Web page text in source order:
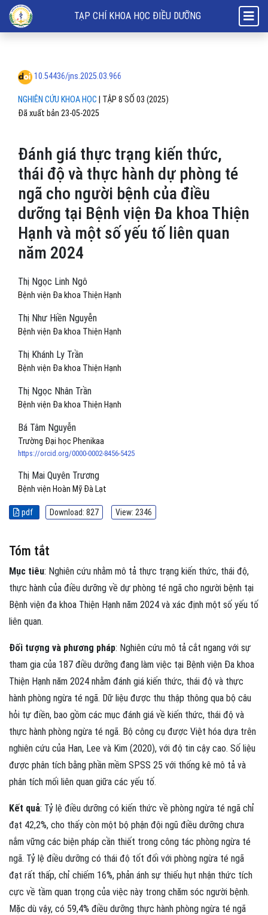
Đánh giá thực trạng kiến thức, thái độ và thực hành dự phòng té
TẠP CHÍ KHOA HỌC ĐIỀU DƯỠNG
NGHIÊN CỨU KHOA HỌC TẬP 8 SỐ 03 (2025)
Đánh giá thực trạng kiến thức,
thái độ và thực hành dự phòng té
ngã cho người bệnh của điều
dưỡng tại Bệnh viện Đa khoa Thiện
Hạnh và một số yếu tố liên quan
năm 2024
10.54436/jns.2025.03.966
Đã xuất bản 23-05-2025
Thị Ngọc Linh Ngô
Bệnh viện Đa khoa Thiện Hạnh
Thị Như Hiền Nguyễn
Bệnh viện Đa khoa Thiện Hạnh
Thị Khánh Ly Trần
Bệnh viện Đa khoa Thiện Hạnh
Thị Ngọc Nhân Trần
Bệnh viện Đa khoa Thiện Hạnh
Bá Tâm Nguyễn
Trường Đại học Phenikaa
https://orcid.org/0000-0002-8456-5425
Thị Mai Quyên Trương
Bệnh viện Hoàn Mỹ Đà Lạt
pdf Download: 827 View: 2346
Tóm tắt
Mục tiêu: Nghiên cứu nhằm mô tả thực trạng kiến thức, thái độ,
thực hành của điều dưỡng về dự phòng té ngã cho người bệnh tại
Bệnh viện đa khoa Thiện Hạnh năm 2024 và xác định một số yếu tố
liên quan.
Đối tượng và phương pháp: Nghiên cứu mô tả cắt ngang với sự
tham gia của 187 điều dưỡng đang làm việc tại Bệnh viện Đa khoa
Thiện Hạnh năm 2024 nhằm đánh giá kiến thức, thái độ và thực
hành phòng ngừa té ngã. Dữ liệu được thu thập thông qua bộ câu
hỏi tự điền, bao gồm các mục đánh giá về kiến thức, thái độ và
thực hành phòng ngừa té ngã. Bộ công cụ được Việt hóa dựa trên
nghiên cứu của Han, Lee và Kim (2020), với độ tin cậy cao. Số liệu
được phân tích bằng phần mềm SPSS 25 với thống kê mô tả và
phân tích mối liên quan giữa các yếu tố.
Kết quả: Tỷ lệ điều dưỡng có kiến thức về phòng ngừa té ngã chỉ
đạt 42,2%, cho thấy còn một bộ phận đội ngũ điều dưỡng chưa
nắm vững các biện pháp cần thiết trong công tác phòng ngừa té
ngã. Tỷ lệ điều dưỡng có thái độ tốt đối với phòng ngừa té ngã
đạt rất thấp, chỉ chiếm 16%, phản ánh sự thiếu hụt nhận thức tích
cực về tầm quan trọng của việc này trong chăm sóc người bệnh.
Mặc dù vậy, có 59,4% điều dưỡng thực hành phòng ngừa té ngã